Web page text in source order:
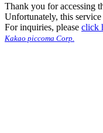
Thank you for accessing
Unfortunately, this
For inquiries, please click
Kakao piccoma Corp.